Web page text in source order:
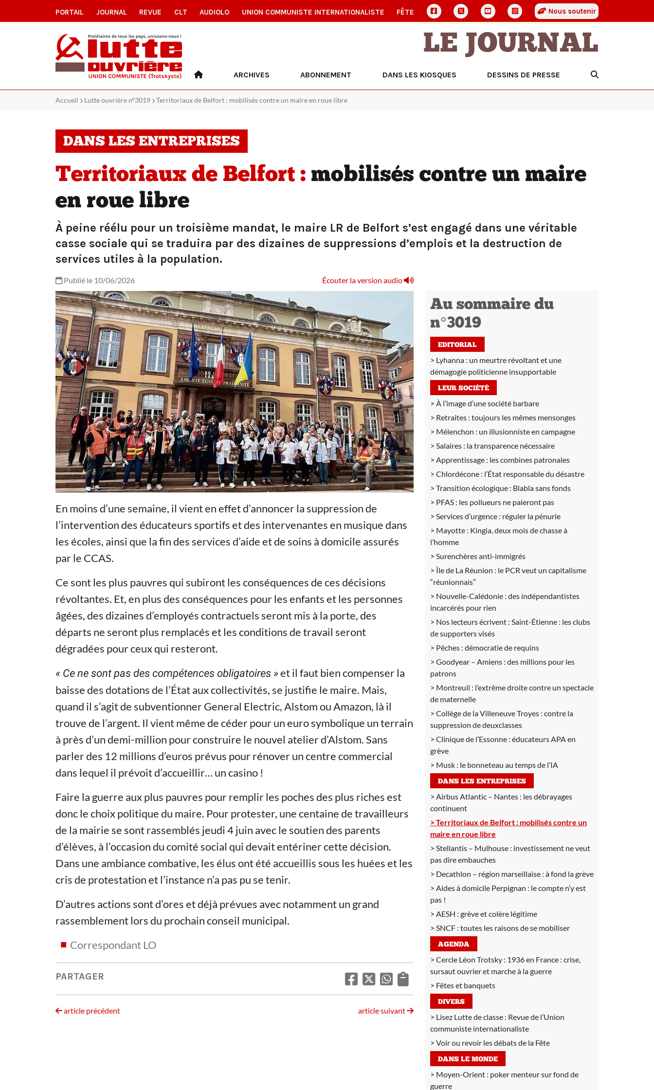
PORTAIL JOURNAL REVUE CLT AUDIOLO UNION COMMUNISTE INTERNATIONALISTE FÊTE Nous soutenir
LE JOURNAL
ARCHIVES ABONNEMENT DANS LES KIOSQUES DESSINS DE PRESSE
Accueil Lutte ouvrière n°3019 Territoriaux de Belfort : mobilisés contre un maire en roue libre
DANS LES ENTREPRISES
Territoriaux de Belfort : mobilisés contre un maire
en roue libre
À peine réélu pour un troisième mandat, le maire LR de Belfort s’est engagé dans une véritable
casse sociale qui se traduira par des dizaines de suppressions d’emplois et la destruction de
services utiles à la population.
Publié le 10/06/2026 Écouter la version audio
En moins d’une semaine, il vient en effet d’annoncer la suppression de
l’intervention des éducateurs sportifs et des intervenantes en musique dans
les écoles, ainsi que la fin des services d’aide et de soins à domicile assurés
par le CCAS.
Ce sont les plus pauvres qui subiront les conséquences de ces décisions
révoltantes. Et, en plus des conséquences pour les enfants et les personnes
âgées, des dizaines d’employés contractuels seront mis à la porte, des
départs ne seront plus remplacés et les conditions de travail seront
dégradées pour ceux qui resteront.
« Ce ne sont pas des compétences obligatoires » et il faut bien compenser la
baisse des dotations de l’État aux collectivités, se justifie le maire. Mais,
quand il s’agit de subventionner General Electric, Alstom ou Amazon, là il
trouve de l’argent. Il vient même de céder pour un euro symbolique un terrain
à près d’un demi-million pour construire le nouvel atelier d’Alstom. Sans
parler des 12 millions d’euros prévus pour rénover un centre commercial
dans lequel il prévoit d’accueillir… un casino !
Faire la guerre aux plus pauvres pour remplir les poches des plus riches est
donc le choix politique du maire. Pour protester, une centaine de travailleurs
de la mairie se sont rassemblés jeudi 4 juin avec le soutien des parents
d’élèves, à l’occasion du comité social qui devait entériner cette décision.
Dans une ambiance combative, les élus ont été accueillis sous les huées et les
cris de protestation et l’instance n’a pas pu se tenir.
D’autres actions sont d’ores et déjà prévues avec notamment un grand
rassemblement lors du prochain conseil municipal.
Correspondant LO
PARTAGER
article précédent article suivant
Au sommaire du
n°3019
EDITORIAL
Lyhanna : un meurtre révoltant et une
démagogie politicienne insupportable
LEUR SOCIÉTÉ
À l’image d’une société barbare
Retraites : toujours les mêmes mensonges
Mélenchon : un illusionniste en campagne
Salaires : la transparence nécessaire
Apprentissage : les combines patronales
Chlordécone : l’État responsable du désastre
Transition écologique : Blabla sans fonds
PFAS : les pollueurs ne paieront pas
Services d’urgence : réguler la pénurie
Mayotte : Kingia, deux mois de chasse à
l’homme
Surenchères anti-immigrés
Île de La Réunion : le PCR veut un capitalisme
“réunionnais”
Nouvelle-Calédonie : des indépendantistes
incarcérés pour rien
Nos lecteurs écrivent : Saint-Étienne : les clubs
de supporters visés
Pêches : démocratie de requins
Goodyear – Amiens : des millions pour les
patrons
Montreuil : l’extrême droite contre un spectacle
de maternelle
Collège de la Villeneuve Troyes : contre la
suppression de deuxclasses
Clinique de l’Essonne : éducateurs APA en
grève
Musk : le bonneteau au temps de l’IA
DANS LES ENTREPRISES
Airbus Atlantic – Nantes : les débrayages
continuent
Territoriaux de Belfort : mobilisés contre un
maire en roue libre
Stellantis – Mulhouse : investissement ne veut
pas dire embauches
Decathlon – région marseillaise : à fond la grève
Aides à domicile Perpignan : le compte n’y est
pas !
AESH : grève et colère légitime
SNCF : toutes les raisons de se mobiliser
AGENDA
Cercle Léon Trotsky : 1936 en France : crise,
sursaut ouvrier et marche à la guerre
Fêtes et banquets
DIVERS
Lisez Lutte de classe : Revue de l’Union
communiste internationaliste
Voir ou revoir les débats de la Fête
DANS LE MONDE
Moyen-Orient : poker menteur sur fond de
guerre